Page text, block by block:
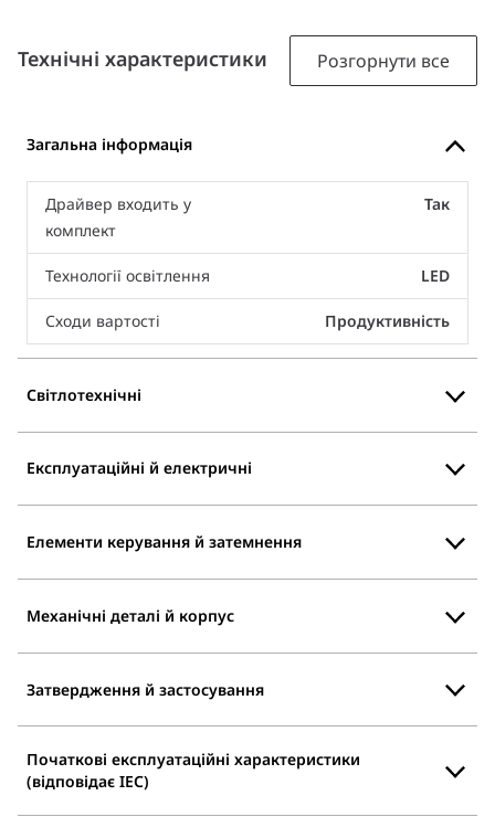
Технічні характеристики Розгорнути все
Загальна інформація
Драйвер входить у
комплект
Так
Технології освітлення LED
Сходи вартості Продуктивність
Світлотехнічні
Експлуатаційні й електричні
Елементи керування й затемнення
Механічні деталі й корпус
Затвердження й застосування
Початкові експлуатаційні характеристики
(відповідає IEC)